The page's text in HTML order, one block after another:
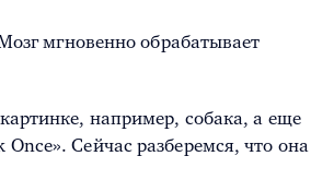
мгновенно обрабатывает
например, собака, а еще
Сейчас разберемся, что она